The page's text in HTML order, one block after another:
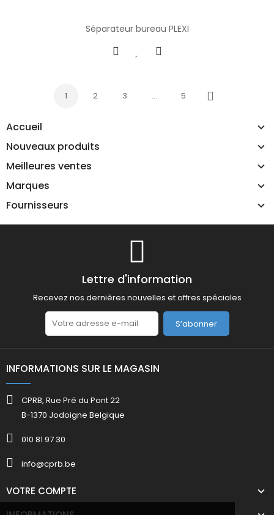
Accueil
Nouveaux produits
Meilleures ventes
Marques
Fournisseurs
Séparateur bureau PLEXI
1 2 3 … 5
Suivant
Lettre d'information
Recevez nos dernières nouvelles et offres spéciales
S’abonner
INFORMATIONS SUR LE MAGASIN
CPRB, Rue Pré du Pont 22
B-1370 Jodoigne Belgique
010 81 97 30
info@cprb.be
VOTRE COMPTE